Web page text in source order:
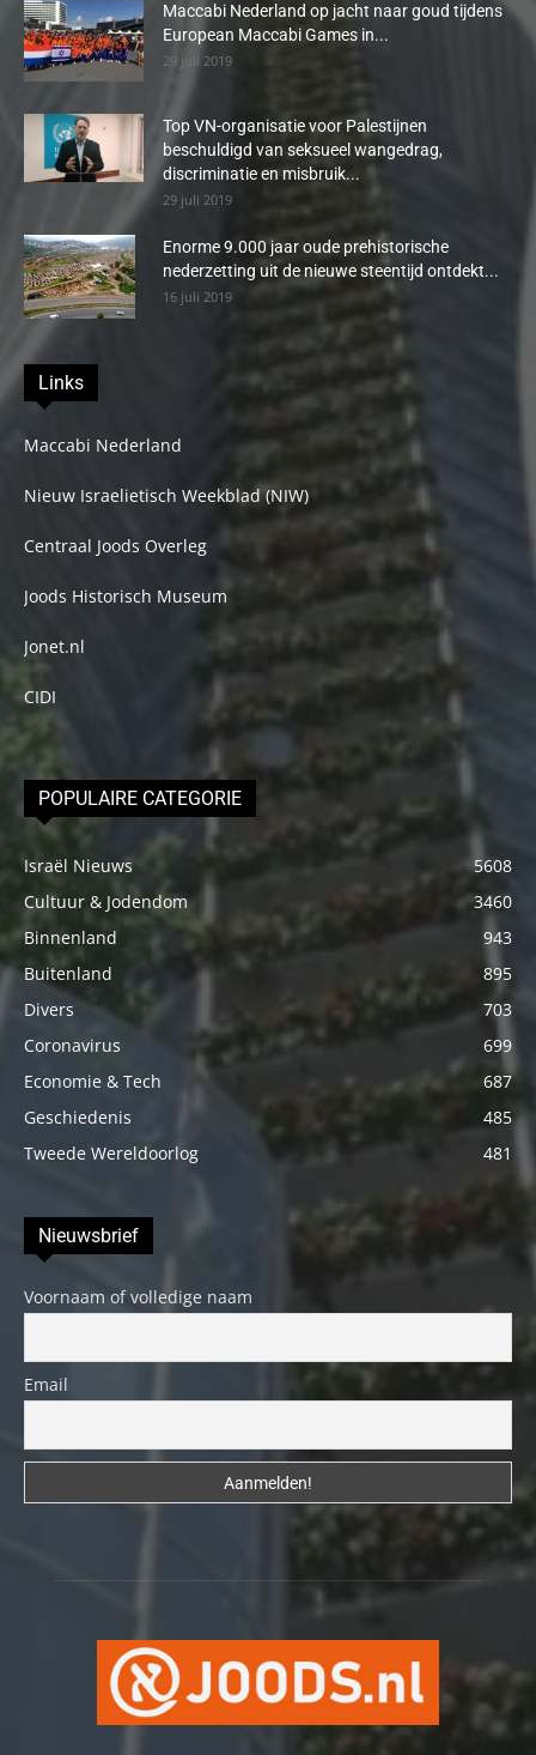
Maccabi Nederland op jacht naar goud tijdens
European Maccabi Games in...
29 juli 2019
Top VN-organisatie voor Palestijnen
beschuldigd van seksueel wangedrag,
discriminatie en misbruik...
29 juli 2019
Enorme 9.000 jaar oude prehistorische
nederzetting uit de nieuwe steentijd ontdekt...
16 juli 2019
Links
Maccabi Nederland
Nieuw Israelietisch Weekblad (NIW)
Centraal Joods Overleg
Joods Historisch Museum
Jonet.nl
CIDI
POPULAIRE CATEGORIE
Israël Nieuws
5608
Cultuur & Jodendom
3460
Binnenland
943
Buitenland
895
Divers
703
Coronavirus
699
Economie & Tech
687
Geschiedenis
485
Tweede Wereldoorlog
481
Nieuwsbrief
Voornaam of volledige naam
Email